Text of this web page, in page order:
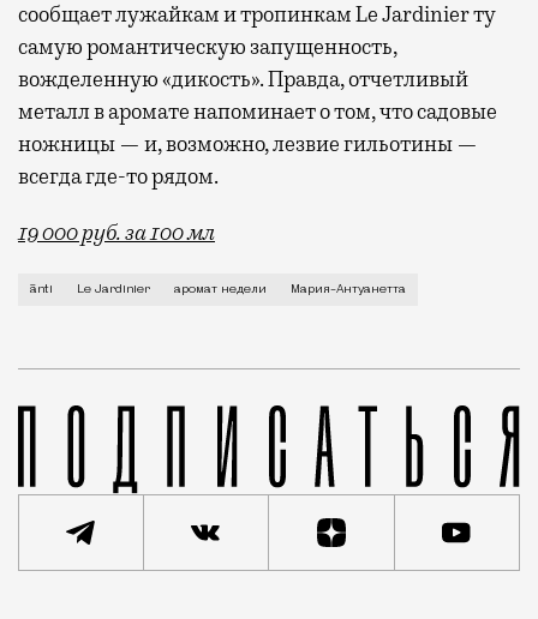
сообщает лужайкам и тропинкам Le Jardinier ту
самую романтическую запущенность,
вожделенную «дикость». Правда, отчетливый
металл в аромате напоминает о том, что садовые
ножницы — и, возможно, лезвие гильотины —
всегда где-то рядом.
19 000 руб. за 100 мл
Если попросить знакомого парфманьяка назвать
ānti Le Jardinier аромат недели Мария-Антуанетта